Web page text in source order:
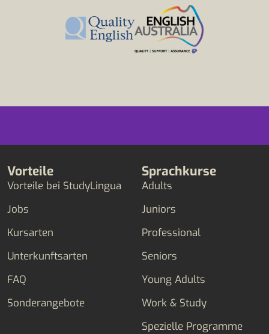
Vorteile
Vorteile bei StudyLingua
Jobs
Kursarten
Unterkunftsarten
FAQ
Sonderangebote
Sprachkurse
Adults
Juniors
Professional
Seniors
Young Adults
Work & Study
Spezielle Programme